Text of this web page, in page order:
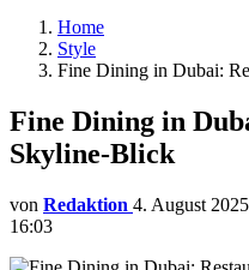
Home
Style
Fine Dining in Dubai:
Fine Dining in
Skyline-Blick
von Redaktion 4. August
16:03